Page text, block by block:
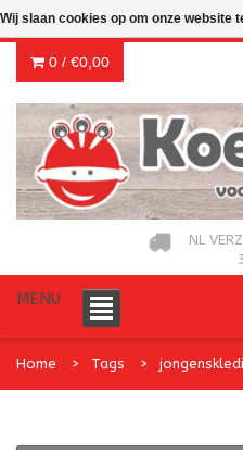
0 / €0,00
NL
MENU
Home Tags
Wij slaan cookies op om onze website